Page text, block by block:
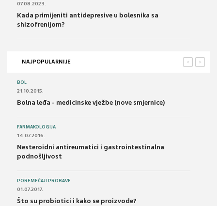
07.08.2023.
Kada primijeniti antidepresive u bolesnika sa
shizofrenijom?
NAJPOPULARNIJE >
<
BOL
21.10.2015.
Bolna leđa - medicinske vježbe (nove smjernice)
FARMAKOLOGIJA
14.07.2016.
Nesteroidni antireumatici i gastrointestinalna
podnošljivost
POREMEĆAJI PROBAVE
01.07.2017.
Što su probiotici i kako se proizvode?